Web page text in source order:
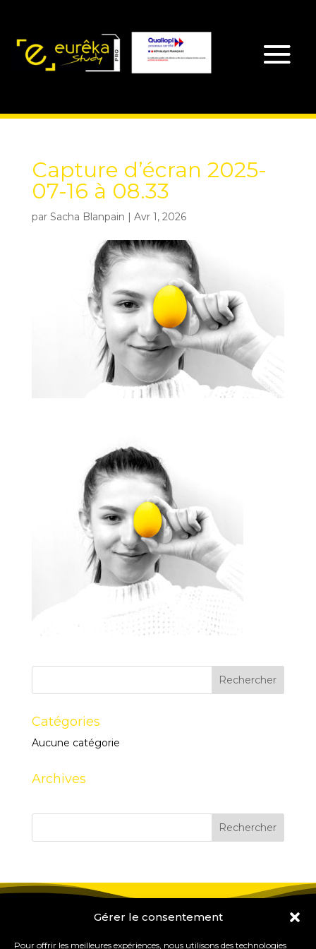
Gérer le consentement
Pour offrir les meilleures expériences, nous utilisons des technologies
Capture d’écran 2025-
07-16 à 08.33
par Sacha Blanpain | Avr 1, 2026
Catégories
Aucune catégorie
Archives